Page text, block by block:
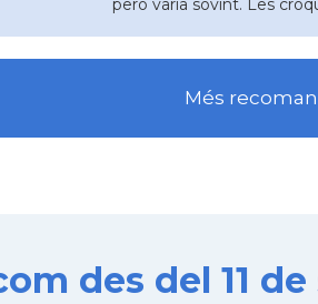
però varia sovint. Les
Més
des del 11